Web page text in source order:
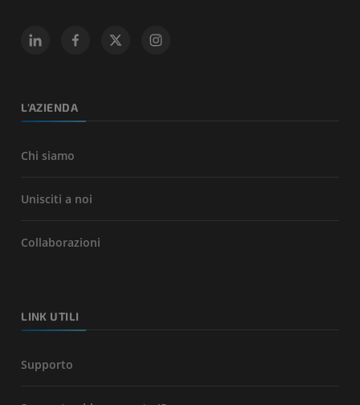
L'AZIENDA
Chi siamo
Unisciti a noi
Collaborazioni
LINK UTILI
Supporto